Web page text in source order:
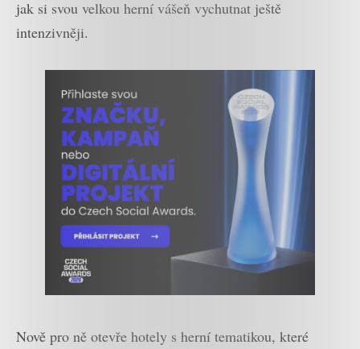
jak si svou velkou herní vášeň vychutnat ještě
intenzivněji.
Nově pro ně otevře hotely s herní tematikou, které